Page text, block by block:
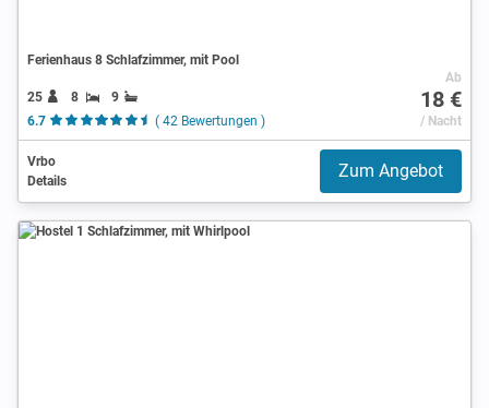
Ferienhaus 8 Schlafzimmer, mit Pool
25 8
9
6.7
( 42 Bewertungen )
Ab
18 €
/ Nacht
Vrbo
Details
Zum Angebot